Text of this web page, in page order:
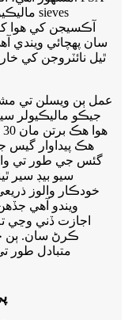
آڪسيجن کي هوا
سان پهچائي ويندي
ٿيل نائٽروجن کي
جيڪو ماليڪيولر
هڪ پيداوار گيس
گئس جي طور تي
سيو بيڊ سير
خودڪار والوز
ويندو آهي
اجازت ڏني وڃي
ڪرڻ سان. ٻن
متبادل